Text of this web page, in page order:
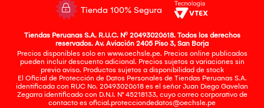
Tienda 100% Segura
Tiendas Peruanas S.A. R.U.C. Nº 20493020618. Todos los derechos
reservados. Av. Aviación 2405 Piso 3, San Borja
Precios disponibles solo en www.oechsle.pe. Precios online publicados
pueden incluir descuento adicional. Precios sujetos a variaciones sin
previo aviso. Productos sujetos a disponibilidad de stock
El Oficial de Protección de Datos Personales de Tiendas Peruanas S.A.
identificada con RUC No. 20493020618 es el señor Juan Diego Gavelan
Zegarra identificado con D.N.I. N° 45218133, cuyo correo corporativo de
contacto es oficial.protecciondedatos@oechsle.pe